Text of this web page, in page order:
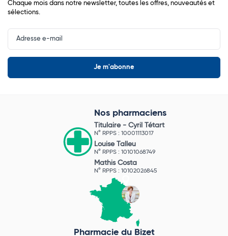
Chaque mois dans notre newsletter, toutes les offres, nouveautés et
sélections.
Input
Newsletter
Nos pharmaciens
Titulaire - Cyril Tétart
N° RPPS : 10001113017
Louise Talleu
N° RPPS : 10101068749
Mathis Costa
N° RPPS : 10102026845
Pharmacie du Bizet